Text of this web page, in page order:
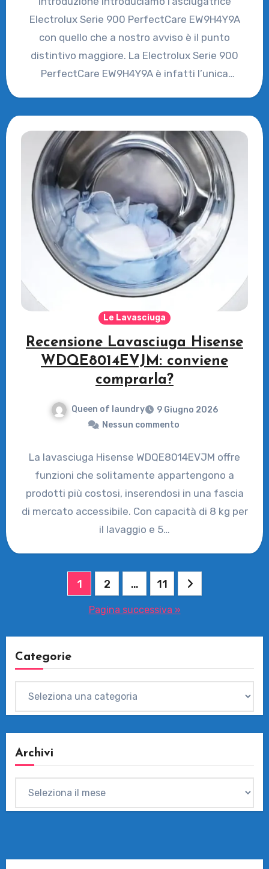
Electrolux Serie 900 PerfectCare EW9H4Y9A
con quello che a nostro avviso è il punto
distintivo maggiore. La Electrolux Serie 900
PerfectCare EW9H4Y9A è infatti l’unica
Le Lavasciuga
Recensione Lavasciuga Hisense
WDQE8014EVJM: conviene
comprarla?
Queen of laundry
9 Giugno 2026
Nessun commento
La lavasciuga Hisense WDQE8014EVJM offre
funzioni che solitamente appartengono a
prodotti più costosi, inserendosi in una fascia
di mercato accessibile. Con capacità di 8 kg per
il lavaggio e 5…
Paginazione
articoli
1 2 … 11
Pagina successiva »
Categorie
Archivi